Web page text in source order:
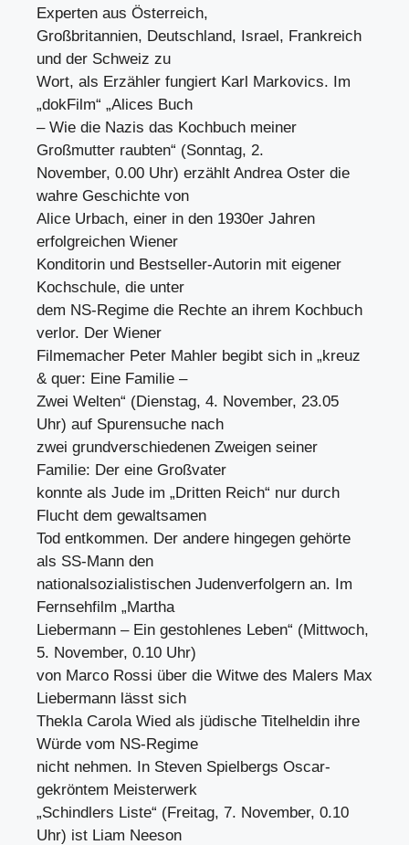
Experten aus Österreich,
Großbritannien, Deutschland, Israel, Frankreich
und der Schweiz zu
Wort, als Erzähler fungiert Karl Markovics. Im
„dokFilm“ „Alices Buch
– Wie die Nazis das Kochbuch meiner
Großmutter raubten“ (Sonntag, 2.
November, 0.00 Uhr) erzählt Andrea Oster die
wahre Geschichte von
Alice Urbach, einer in den 1930er Jahren
erfolgreichen Wiener
Konditorin und Bestseller-Autorin mit eigener
Kochschule, die unter
dem NS-Regime die Rechte an ihrem Kochbuch
verlor. Der Wiener
Filmemacher Peter Mahler begibt sich in „kreuz
& quer: Eine Familie –
Zwei Welten“ (Dienstag, 4. November, 23.05
Uhr) auf Spurensuche nach
zwei grundverschiedenen Zweigen seiner
Familie: Der eine Großvater
konnte als Jude im „Dritten Reich“ nur durch
Flucht dem gewaltsamen
Tod entkommen. Der andere hingegen gehörte
als SS-Mann den
nationalsozialistischen Judenverfolgern an. Im
Fernsehfilm „Martha
Liebermann – Ein gestohlenes Leben“ (Mittwoch,
5. November, 0.10 Uhr)
von Marco Rossi über die Witwe des Malers Max
Liebermann lässt sich
Thekla Carola Wied als jüdische Titelheldin ihre
Würde vom NS-Regime
nicht nehmen. In Steven Spielbergs Oscar-
gekröntem Meisterwerk
„Schindlers Liste“ (Freitag, 7. November, 0.10
Uhr) ist Liam Neeson